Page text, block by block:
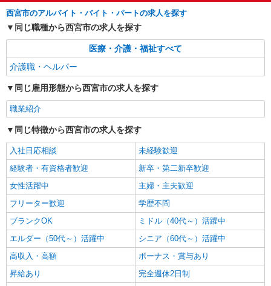
以外は月額23,000円 住居手当（世帯主のみ）およ
び扶養手当 期末勤勉手当あり
勤務日又は勤務時間を変更する場合があります。
正社員
社会福祉法人西宮市社会福祉事業団 西宮市立介護老人保健施設すこ
やかケア西宮
介護老人保健施設の介護員
修、実務者研修) 211,200円(介護福
祉士、社会福祉士) 夜勤手当：1業務につき6,500円
円 処遇改善手当 ①介護福祉士資格を有し当
事業団正規職員の勤務年数に応じて月額28,000
居手当（世帯主のみ）および扶養手当 期末勤勉手
当あり
（雇入れ直後）西宮市立介護老人保健施設すこ
やかケア西宮 （定員：100名（短期入所含
法人の定める事業所
キープ
正社員
介護老人保健施設 シルバーハウス
介護老人保健施設での介護職員
月給238,500円〜272,500円 ※経験・能力によ
る ※一律諸手当含む ※夜勤手当（1回9,500円×4
回）含む ※介護福祉士手当 10,000円
介護老人保健施設 シルバーハウス （兵庫県
西宮市塩瀬町生瀬1281番地-5）
詳細を見る
西宮市のアルバイト・バイト・パートの求人を探す
同じ職種から西宮市の求人を探す
医療・介護・福祉すべて
介護職・ヘルパー
同じ雇用形態から西宮市の求人を探す
職業紹介
同じ特徴から西宮市の求人を探す
入社日応相談
未経験歓迎
経験者・有資格者歓迎
新卒・第二新卒歓迎
女性活躍中
主婦・主夫歓迎
フリーター歓迎
学歴不問
ブランクOK
ミドル（40代～）活躍中
エルダー（50代～）活躍中
シニア（60代～）活躍中
高収入・高額
ボーナス・賞与あり
昇給あり
完全週休2日制